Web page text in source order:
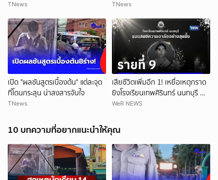
TNews TNews
เปิด "ผลชันสูตรเบื้องต้น" แต่ละจุด
ที่โดนกระสุน น่าสงสารจับใจ
TNews
เสียชีวิตเพิ่มอีก 1! เหยื่อเหตุกราด
ยิงโรงเรียนเทพศิรินทร์ นนทบุรี ทำ
ยอดเสียชีวิตสะสมรวมเป็น 9 ราย
WeR NEWS
10 บทความที่อยากแนะนำให้คุณ